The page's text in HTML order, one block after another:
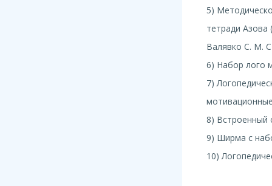
5)
тетради Азова
Валявко С. М.
6) Набор лого
7)
8) Встроенный
9) Ширма с
10)